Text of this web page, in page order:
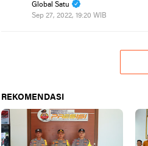
Global Satu
Sep 27, 2022, 19:20 WIB
REKOMENDASI